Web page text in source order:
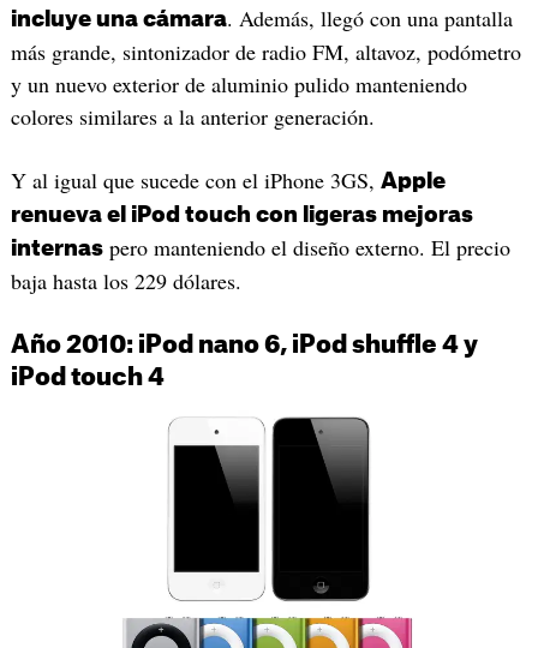
incluye una cámara. Además, llegó con una pantalla
más grande, sintonizador de radio FM, altavoz, podómetro
y un nuevo exterior de aluminio pulido manteniendo
colores similares a la anterior generación.
Y al igual que sucede con el iPhone 3GS, Apple
renueva el iPod touch con ligeras mejoras
internaspero manteniendo el diseño externo. El precio
baja hasta los 229 dólares.
Año 2010: iPod nano 6, iPod shuffle 4 y
iPod touch 4